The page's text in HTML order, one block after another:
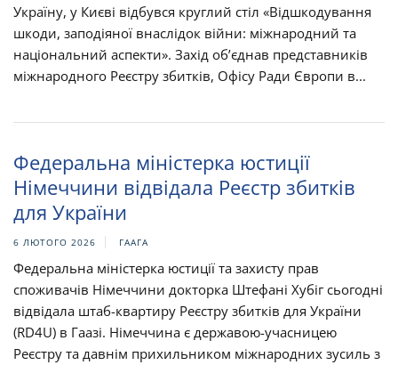
Україну, у Києві відбувся круглий стіл «Відшкодування
шкоди, заподіяної внаслідок війни: міжнародний та
національний аспекти». Захід об’єднав представників
міжнародного Реєстру збитків, Офісу Ради Європи в...
Федеральна міністерка юстиції
Німеччини відвідала Реєстр збитків
для України
6 ЛЮТОГО 2026 ГААГА
Федеральна міністерка юстиції та захисту прав
споживачів Німеччини докторка Штефані Хубіг сьогодні
відвідала штаб-квартиру Реєстру збитків для України
(RD4U) в Гаазі. Німеччина є державою-учасницею
Реєстру та давнім прихильником міжнародних зусиль з